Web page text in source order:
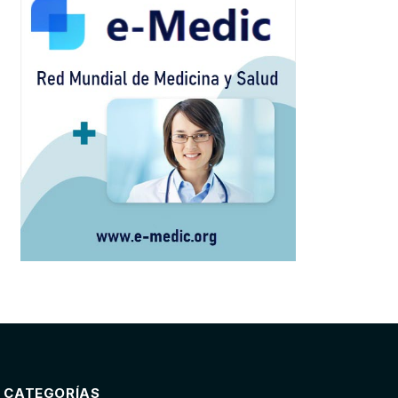
CATEGORÍAS